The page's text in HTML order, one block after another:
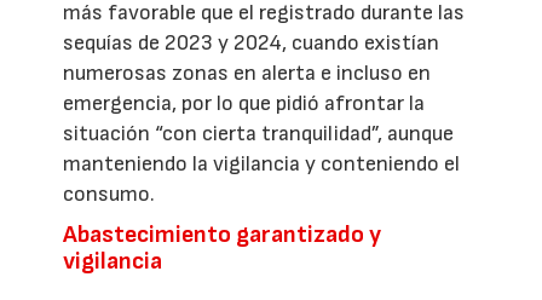
más favorable que el registrado durante las
sequías de 2023 y 2024, cuando existían
numerosas zonas en alerta e incluso en
emergencia, por lo que pidió afrontar la
situación “con cierta tranquilidad”, aunque
manteniendo la vigilancia y conteniendo el
consumo.
Abastecimiento garantizado y
vigilancia